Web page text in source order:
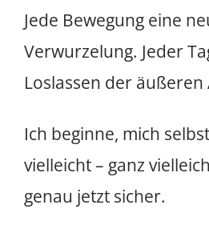
Jede Bewegung eine
Verwurzelung. Jeder
Loslassen der äußeren
Ich beginne, mich
vielleicht – ganz
genau jetzt sicher.